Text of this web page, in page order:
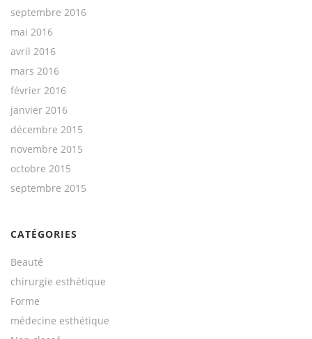
septembre 2016
mai 2016
avril 2016
mars 2016
février 2016
janvier 2016
décembre 2015
novembre 2015
octobre 2015
septembre 2015
CATÉGORIES
Beauté
chirurgie esthétique
Forme
médecine esthétique